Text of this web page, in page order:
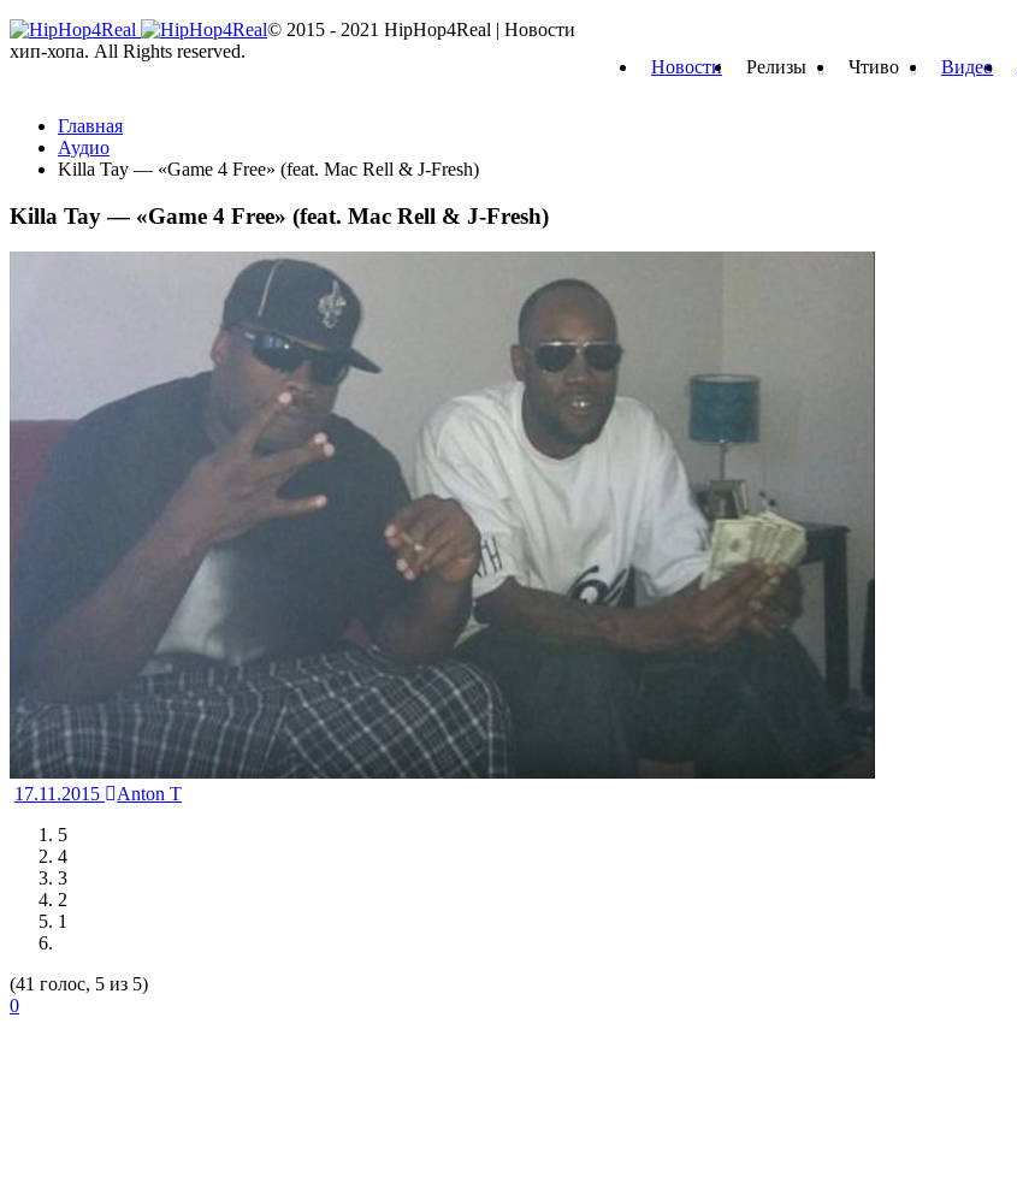
Новости Релизы Чтиво Видео
Главная
Аудио
Killa Tay — «Game 4 Free» (feat. Mac Rell & J-Fresh)
Killa Tay — «Game 4 Free» (feat. Mac Rell & J-Fresh)
17.11.2015
Anton T
5
4
3
2
1
(41 голос, 5 из 5)
0
© 2015 - 2021 HipHop4Real | Новости
хип-хопа. All Rights reserved.